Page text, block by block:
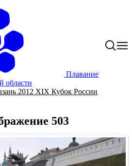
Плавание
области
2012 XIX Кубок России
503